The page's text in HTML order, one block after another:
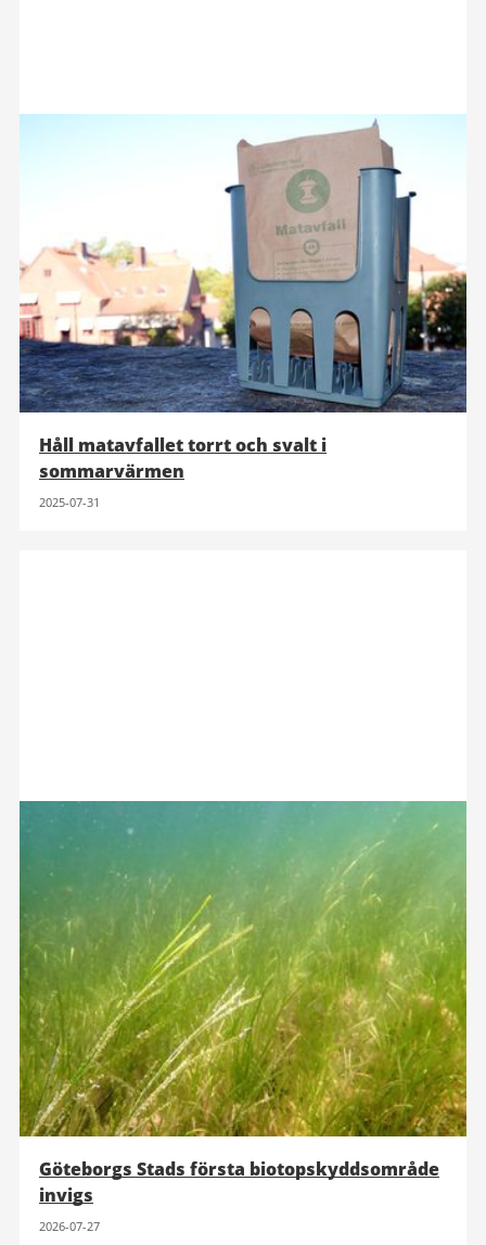
Håll matavfallet torrt och svalt i
sommarvärmen
2025-07-31
Göteborgs Stads första biotopskyddsområde
invigs
2026-07-27